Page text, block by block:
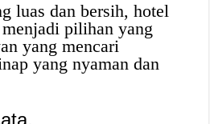
luas dan bersih, hotel
pilihan yang
yang mencari
yang nyaman dan